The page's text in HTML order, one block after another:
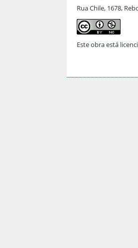
Rua Chile, 1678,
Este obra está